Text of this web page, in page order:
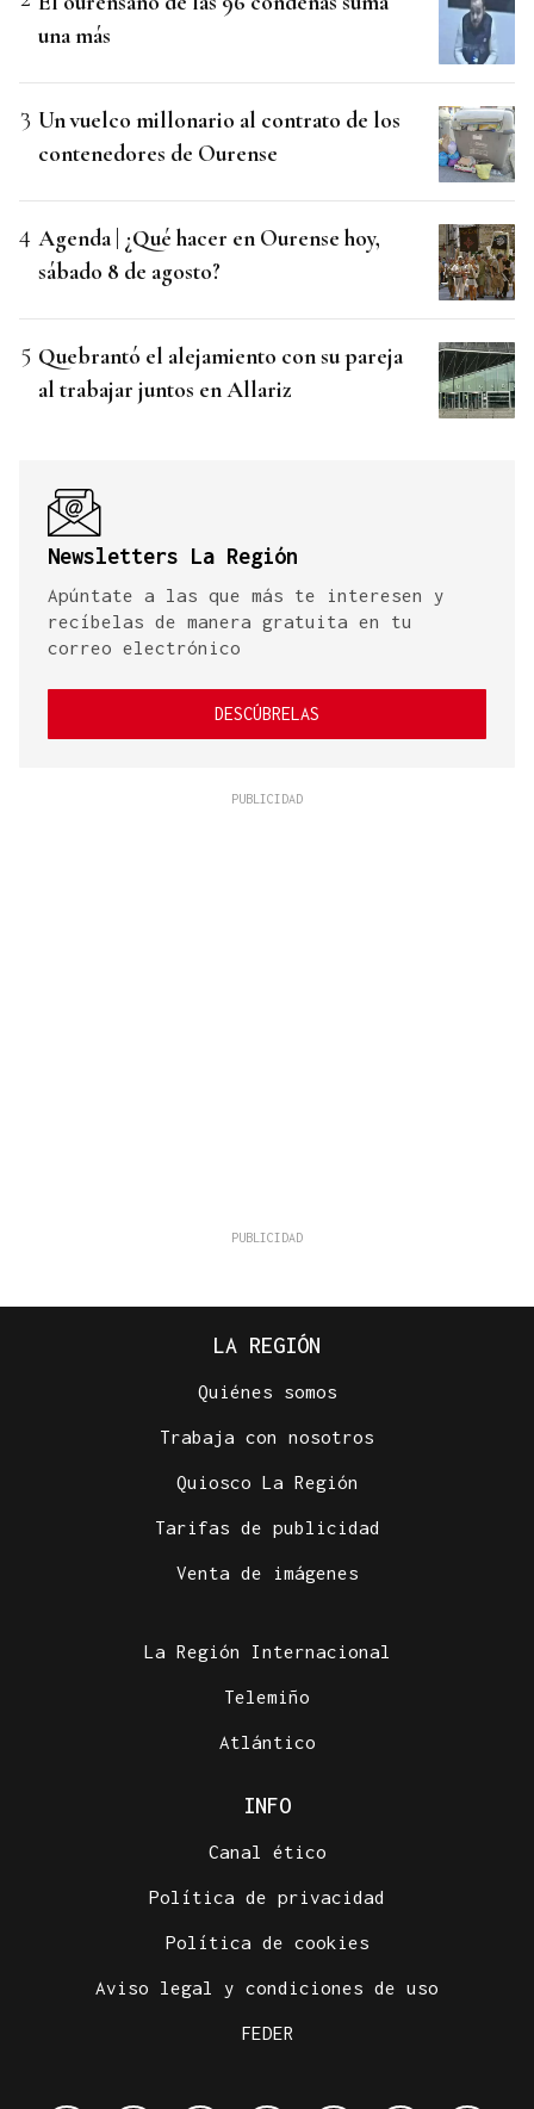
una más
Un vuelco millonario al contrato de los
contenedores de Ourense
Agenda | ¿Qué hacer en Ourense hoy,
sábado 8 de agosto?
Quebrantó el alejamiento con su pareja
al trabajar juntos en Allariz
Newsletters La Región
Apúntate a las que más te interesen y
recíbelas de manera gratuita en tu
correo electrónico
DESCÚBRELAS
LA REGIÓN
Quiénes somos
Trabaja con nosotros
Quiosco La Región
Tarifas de publicidad
Venta de imágenes
La Región Internacional
Telemiño
Atlántico
INFO
Canal ético
Política de privacidad
Política de cookies
Aviso legal y condiciones de uso
FEDER